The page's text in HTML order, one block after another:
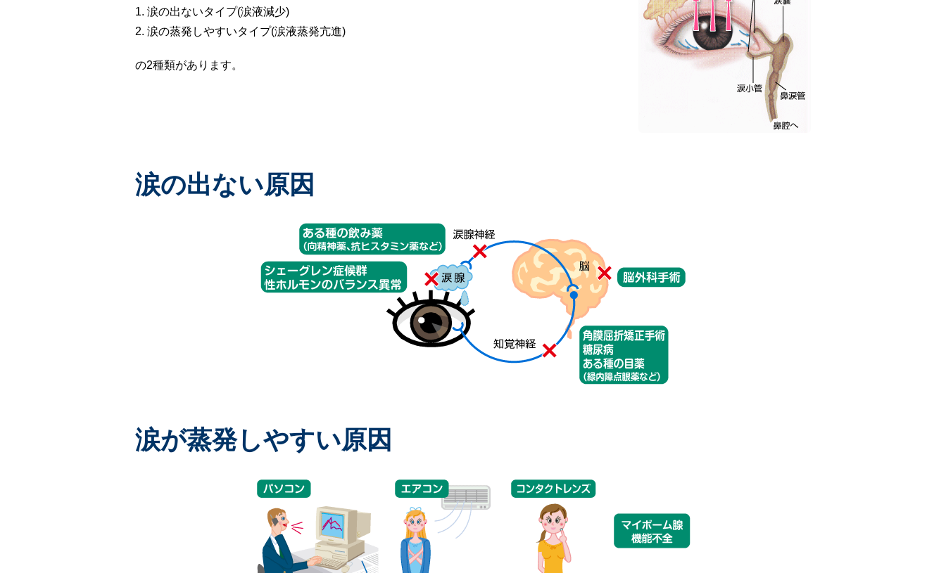
1. 涙の出ないタイプ(涙液減少)
2. 涙の蒸発しやすいタイプ(涙液蒸発亢進)
の2種類があります。
涙の出ない原因
涙が蒸発しやすい原因